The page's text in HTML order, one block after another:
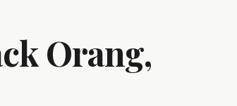
Orang,